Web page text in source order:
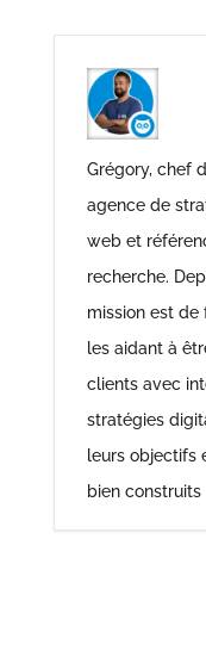
Grégory, chef
agence de
web et
recherche.
mission est de
les aidant à
clients avec
stratégies
leurs objectifs
bien construits